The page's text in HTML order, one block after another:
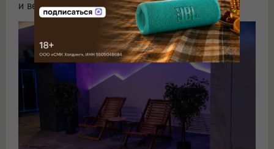
и вечерние тарифы.